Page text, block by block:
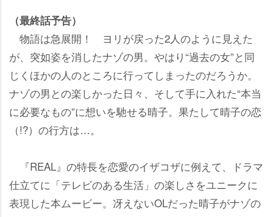
（最終話予告）
物語は急展開！ ヨリが戻った2人のように見えた
が、突如姿を消したナゾの男。やはり“過去の女”と同
じくほかの人のところに行ってしまったのだろうか。
ナゾの男との楽しかった日々、そして手に入れた“本当
に必要なもの”に想いを馳せる晴子。果たして晴子の恋
（!?）の行方は…。
『REAL』の特長を恋愛のイザコザに例えて、ドラマ
仕立てに「テレビのある生活」の楽しさをユニークに
表現した本ムービー。冴えないOLだった晴子がナゾの